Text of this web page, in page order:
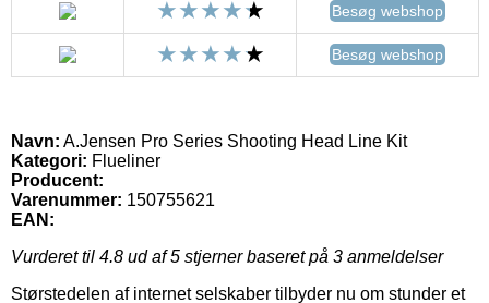
Besøg webshop
Besøg webshop
Navn: A.Jensen Pro Series Shooting Head Line Kit
Kategori: Flueliner
Producent:
Varenummer: 150755621
EAN:
Vurderet til 4.8 ud af 5 stjerner baseret på 3 anmeldelser
Størstedelen af internet selskaber tilbyder nu om stunder et